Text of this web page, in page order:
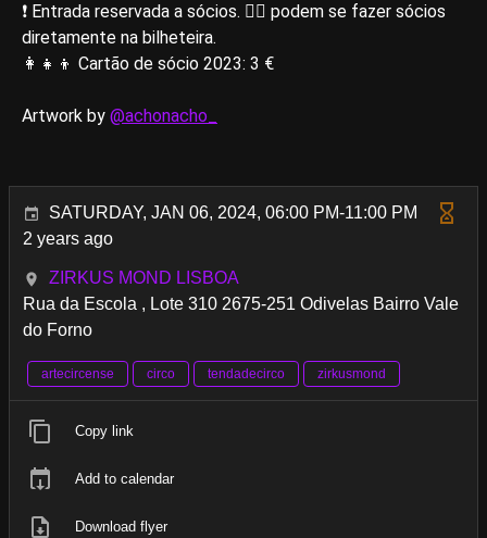
❗️ Entrada reservada a sócios. ✍🏼 podem se fazer sócios
diretamente na bilheteira.
👩👧👦 Cartão de sócio 2023: 3 €
Artwork by @achonacho_
SATURDAY, JAN 06, 2024, 06:00 PM-11:00 PM
2 years ago
ZIRKUS MOND LISBOA
Rua da Escola , Lote 310 2675-251 Odivelas Bairro Vale
do Forno
artecircense circo tendadecirco zirkusmond
Copy link
Add to calendar
Download flyer